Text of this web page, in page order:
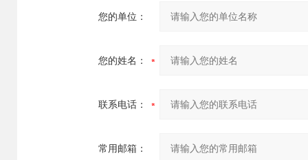
您的单位：
您的姓名：
联系电话：
常用邮箱：